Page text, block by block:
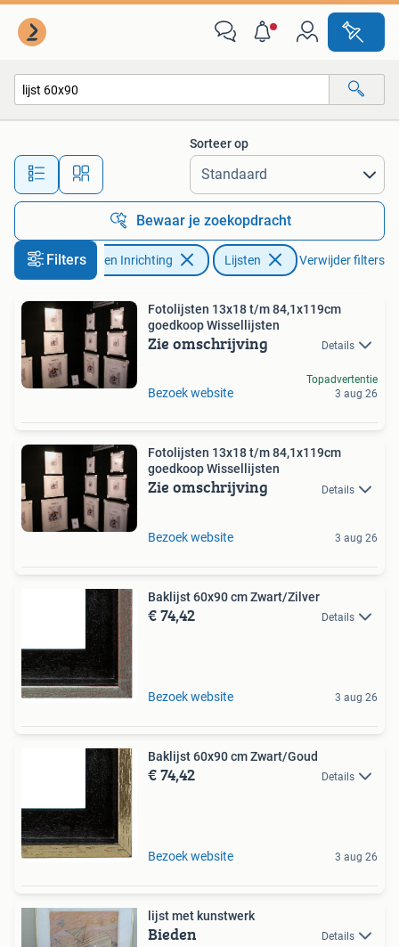
Alle afstanden…
Sorteer op
Bewaar je zoekopdracht
FiltersHuis en Inrichting Lijsten Verwijder filters
Fotolijsten 13x18 t/m 84,1x119cm
goedkoop Wissellijsten
Zie omschrijving Details
Bezoek website
Topadvertentie
3 aug 26
Fotolijsten 13x18 t/m 84,1x119cm
goedkoop Wissellijsten
Zie omschrijving Details
Bezoek website 3 aug 26
Baklijst 60x90 cm Zwart/Zilver
€ 74,42 Details
Bezoek website 3 aug 26
Baklijst 60x90 cm Zwart/Goud
€ 74,42 Details
Bezoek website 3 aug 26
lijst met kunstwerk
Bieden Details